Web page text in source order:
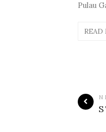
Pulau
READ